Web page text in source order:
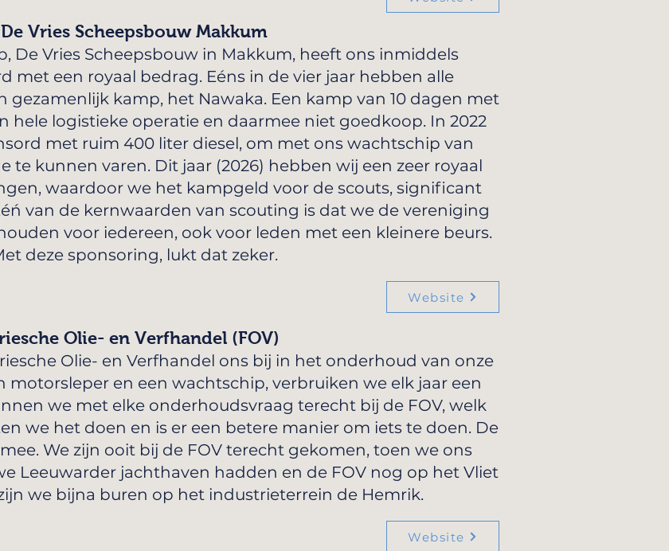
De Vries Scheepsbouw Makkum
De Vries Scheepsbouw in Makkum, heeft ons inmiddels
met een royaal bedrag. Eéns in de vier jaar hebben alle
gezamenlijk kamp, het Nawaka. Een kamp van 10 dagen met
hele logistieke operatie en daarmee niet goedkoop. In 2022
met ruim 400 liter diesel, om met ons wachtschip van
te kunnen varen. Dit jaar (2026) hebben wij een zeer royaal
waardoor we het kampgeld voor de scouts, significant
van de kernwaarden van scouting is dat we de vereniging
voor iedereen, ook voor leden met een kleinere beurs.
deze sponsoring, lukt dat zeker.
Website
Olie- en Verfhandel (FOV)
Olie- en Verfhandel ons bij in het onderhoud van onze
motorsleper en een wachtschip, verbruiken we elk jaar een
we met elke onderhoudsvraag terecht bij de FOV, welk
we het doen en is er een betere manier om iets te doen. De
We zijn ooit bij de FOV terecht gekomen, toen we ons
Leeuwarder jachthaven hadden en de FOV nog op het Vliet
we bijna buren op het industrieterrein de Hemrik.
Website